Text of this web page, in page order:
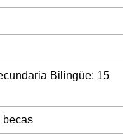
Bilingüe: 15
becas